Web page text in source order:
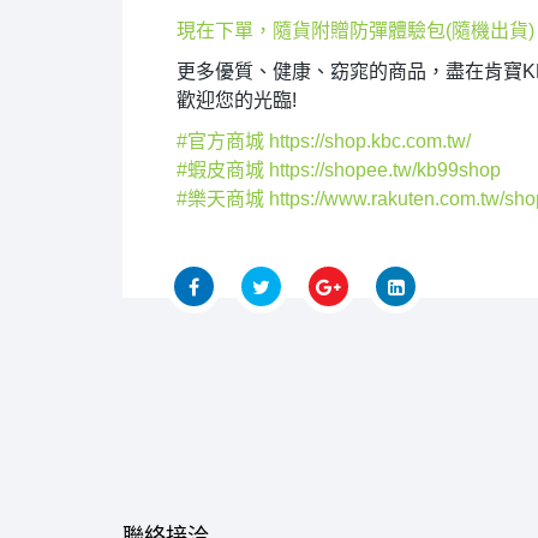
現在下單，隨貨附贈防彈體驗包(隨機出貨)
更多優質、健康、窈窕的商品，盡在肯寶
歡迎您的光臨!
#官方商城 https://shop.kbc.com.tw/
#蝦皮商城 https://shopee.tw/kb99shop
#樂天商城 https://www.rakuten.com.tw/